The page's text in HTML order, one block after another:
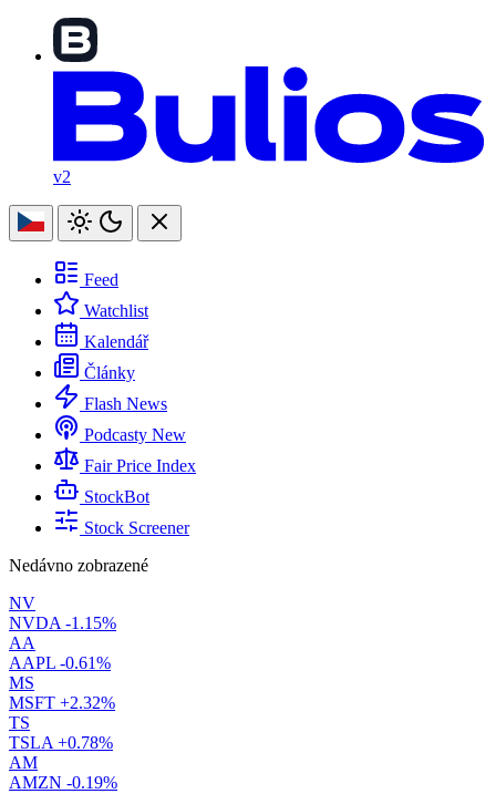
v2
Feed
Watchlist
Kalendář
Články
Flash News
Podcasty New
Fair Price Index
StockBot
Stock Screener
Nedávno zobrazené
NV
NVDA -1.15%
AA
AAPL -0.61%
MS
MSFT +2.32%
TS
TSLA +0.78%
AM
AMZN -0.19%